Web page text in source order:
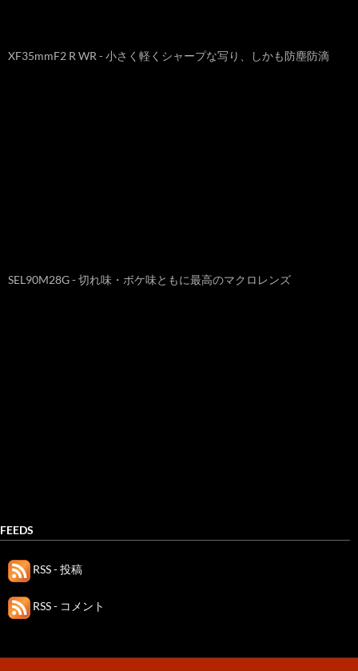
XF35mmF2 R WR - 小さく軽くシャープな写り、しかも防塵防滴
SEL90M28G - 切れ味・ボケ味ともに最高のマクロレンズ
FEEDS
RSS - 投稿
RSS - コメント